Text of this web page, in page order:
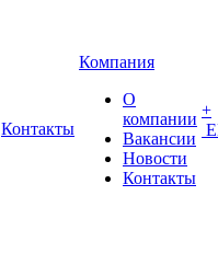
Контакты
Компания
О
компании
Вакансии
Новости
Контакты
+